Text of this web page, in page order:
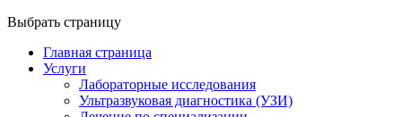
Выбрать страницу
Главная страница
Услуги
Лабораторные исследования
Ультразвуковая диагностика (УЗИ)